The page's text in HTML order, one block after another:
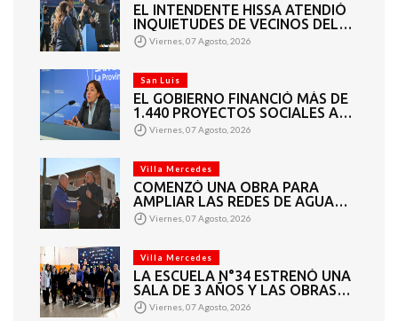
EL INTENDENTE HISSA ATENDIÓ
INQUIETUDES DE VECINOS DEL
BARRIO AMPPARE
Viernes, 07 Agosto, 2026
San Luis
EL GOBIERNO FINANCIÓ MÁS DE
1.440 PROYECTOS SOCIALES A
2.200 ENTIDADES DE TODA LA
PROVINCIA
Viernes, 07 Agosto, 2026
Villa Mercedes
COMENZÓ UNA OBRA PARA
AMPLIAR LAS REDES DE AGUA
POTABLE Y CLOACAS EN VILLA
MERCEDES
Viernes, 07 Agosto, 2026
Villa Mercedes
LA ESCUELA N°34 ESTRENÓ UNA
SALA DE 3 AÑOS Y LAS OBRAS
QUE PERMITEN COMPLETAR EL
Viernes, 07 Agosto, 2026